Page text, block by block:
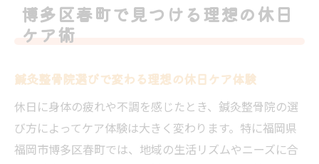
博多区春町で見つける理想の休日
ケア術
鍼灸整骨院選びで変わる理想の休日ケア体験
休日に身体の疲れや不調を感じたとき、鍼灸整骨院の選
び方によってケア体験は大きく変わります。特に福岡県
福岡市博多区春町では、地域の生活リズムやニーズに合